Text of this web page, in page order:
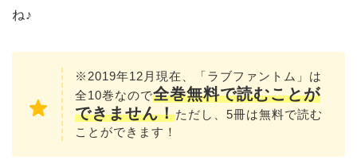
ね♪
※2019年12月現在、「ラブファントム」は
全10巻なので全巻無料で読むことが
できません！ただし、5冊は無料で読む
ことができます！